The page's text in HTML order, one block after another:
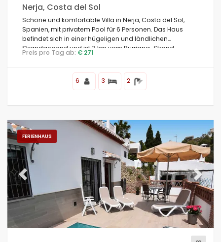
Nerja, Costa del Sol
Schöne und komfortable Villa in Nerja, Costa del Sol,
Spanien, mit privatem Pool für 6 Personen. Das Haus
befindet sich in einer hügeligen und ländlichen
Strandgegend und ist 3 km vom Burriana-Strand
entfernt.
Preis pro Tag ab: € 271
6 3 2
FERIENHAUS
Previous Next